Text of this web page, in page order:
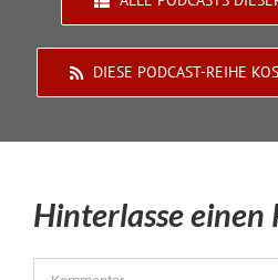
DIESE PODCAST-REIHE
Hinterlasse